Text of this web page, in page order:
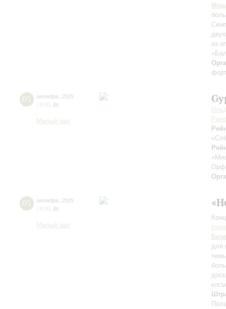
из
05 октября 2025
15:00 Вс
Малый зал
05 октября 2025
19:00 Вс
Малый зал
Бизе
для